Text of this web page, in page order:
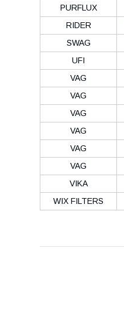
PURFLUX
RIDER
SWAG
UFI
VAG
VAG
VAG
VAG
VAG
VAG
VIKA
WIX FILTERS